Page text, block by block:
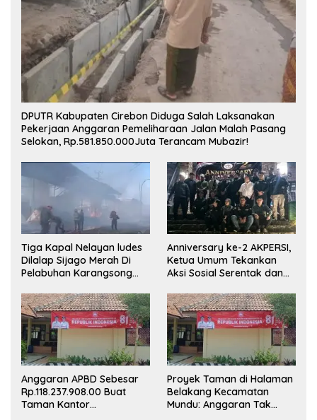
DPUTR Kabupaten Cirebon Diduga Salah Laksanakan
Pekerjaan Anggaran Pemeliharaan Jalan Malah Pasang
Selokan, Rp.581.850.000Juta Terancam Mubazir!
Tiga Kapal Nelayan ludes
Dilalap Sijago Merah Di
Pelabuhan Karangsong
Anniversary ke-2 AKPERSI,
Ketua Umum Tekankan
Aksi Sosial Serentak dan
Konstituen ke Dewan Pers
Anggaran APBD Sebesar
Rp.118.237.908.00 Buat
Taman Kantor
Proyek Taman di Halaman
Belakang Kecamatan
Mundu: Anggaran Tak